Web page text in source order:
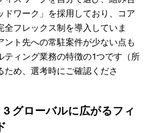
ドワーク」を採用しており、コア
全フレックス制を導入していま
ント先への常駐案件が少ない点も
ティング業務の特徴の1つです（所
ため、選考時にご確認くださ
グローバルに広がるフィ